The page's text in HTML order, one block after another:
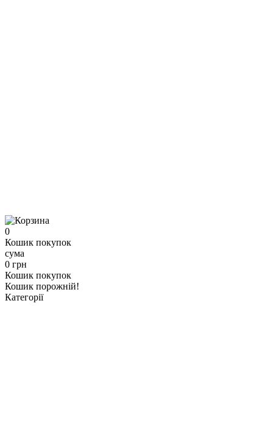
0
Кошик покупок
сума
0 грн
Кошик покупок
Кошик порожній!
Категорії